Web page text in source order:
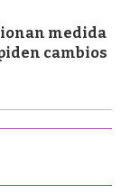
medida
cambios